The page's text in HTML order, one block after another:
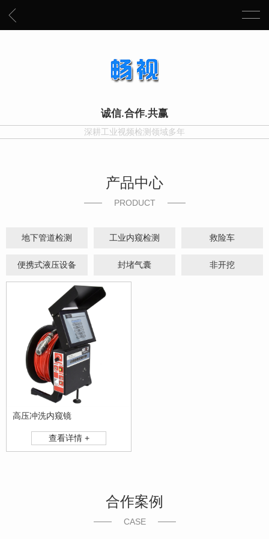
诚信.合作.共赢
深耕工业视频检测领域多年
产品中心
PRODUCT
地下管道检测 工业内窥检测 救险车
便携式液压设备 封堵气囊 非开挖
高压冲洗内窥镜
查看详情 +
合作案例
CASE